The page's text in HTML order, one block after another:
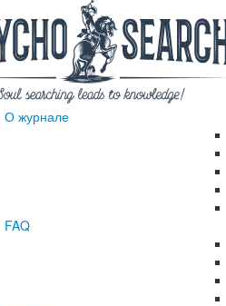
О журнале
FAQ